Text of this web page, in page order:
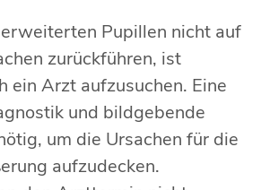
Pupillen nicht auf
zurückführen, ist
ein Arzt aufzusuchen. Eine
und bildgebende
um die Ursachen für die
aufzudecken.